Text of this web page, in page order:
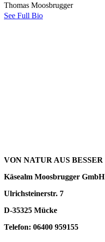
Thomas Moosbrugger
See Full Bio
VON NATUR AUS BESSER
Käsealm Moosbrugger GmbH
Ulrichsteinerstr. 7
D-35325 Mücke
Telefon: 06400 959155